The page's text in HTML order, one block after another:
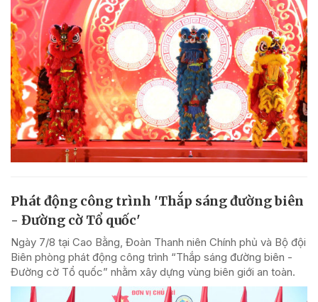
Phát động công trình 'Thắp sáng đường biên
- Đường cờ Tổ quốc'
Ngày 7/8 tại Cao Bằng, Đoàn Thanh niên Chính phủ và Bộ đội
Biên phòng phát động công trình “Thắp sáng đường biên -
Đường cờ Tổ quốc” nhằm xây dựng vùng biên giới an toàn.